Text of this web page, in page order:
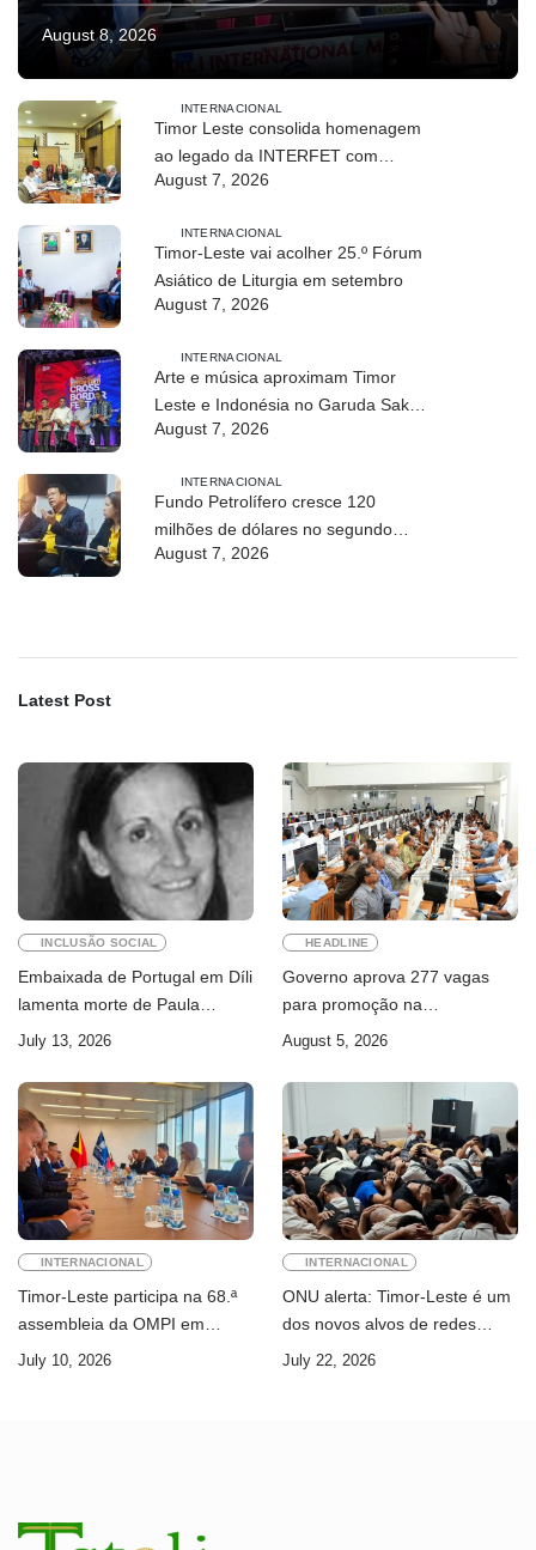
August 8, 2026
INTERNACIONAL
Timor Leste consolida homenagem
ao legado da INTERFET com
avanço de memorial
August 7, 2026
INTERNACIONAL
Timor-Leste vai acolher 25.º Fórum
Asiático de Liturgia em setembro
August 7, 2026
INTERNACIONAL
Arte e música aproximam Timor
Leste e Indonésia no Garuda Sakti
Crossborder Fest 2026
August 7, 2026
INTERNACIONAL
Fundo Petrolífero cresce 120
milhões de dólares no segundo
trimestre
August 7, 2026
Latest Post
INCLUSÃO SOCIAL
Embaixada de Portugal em Díli
lamenta morte de Paula
Ferreira Pinto
July 13, 2026
HEADLINE
Governo aprova 277 vagas
para promoção na
Administração Pública
August 5, 2026
INTERNACIONAL
Timor-Leste participa na 68.ª
assembleia da OMPI em
Genebra
July 10, 2026
INTERNACIONAL
ONU alerta: Timor-Leste é um
dos novos alvos de redes
internacionais de cibercrime
July 22, 2026